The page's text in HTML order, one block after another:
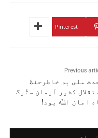
Pinterest
Previous
ملى به خاطرحفظ
کشور‏ آرمان ستُرگ
امان اﷲ بود!‏